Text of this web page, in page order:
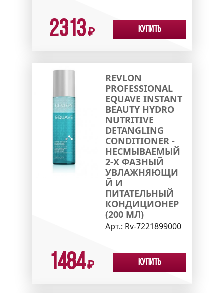
2313₽ Купить
REVLON
PROFESSIONAL
EQUAVE INSTANT
BEAUTY HYDRO
NUTRITIVE
DETANGLING
CONDITIONER -
НЕСМЫВАЕМЫЙ
2-Х ФАЗНЫЙ
УВЛАЖНЯЮЩИ
Й И
ПИТАТЕЛЬНЫЙ
КОНДИЦИОНЕР
(200 МЛ)
Арт.: Rv-7221899000
1484₽ Купить